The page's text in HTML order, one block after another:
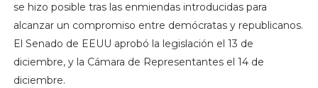
se hizo posible tras las enmiendas introducidas para
alcanzar un compromiso entre demócratas y republicanos.
El Senado de EEUU aprobó la legislación el 13 de
diciembre, y la Cámara de Representantes el 14 de
diciembre.